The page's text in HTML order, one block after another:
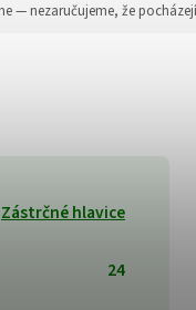
— nezaručujeme, že
Zástrčné hlavice
24